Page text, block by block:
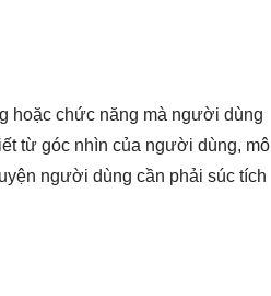
hoặc chức năng mà người dùng
từ góc nhìn của người dùng, mô
người dùng cần phải súc tích